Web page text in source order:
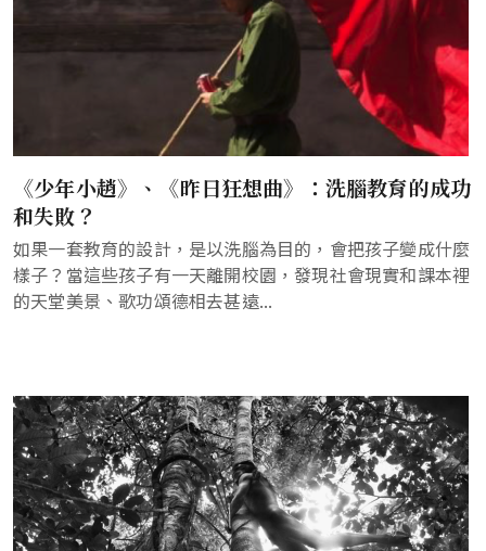
《少年小趙》、《昨日狂想曲》：洗腦教育的成功
和失敗？
如果一套教育的設計，是以洗腦為目的，會把孩子變成什麼
樣子？當這些孩子有一天離開校園，發現社會現實和課本裡
的天堂美景、歌功頌德相去甚遠...